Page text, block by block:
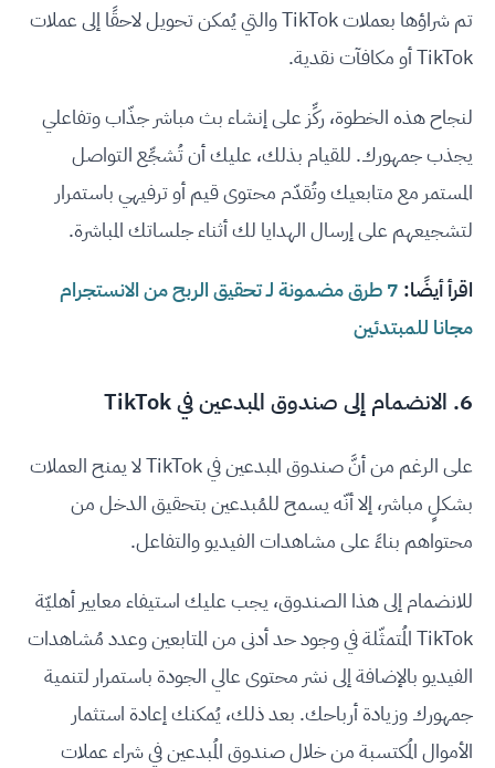
تم شراؤها بعملات TikTok والتي يُمكن تحويل لاحقًا إلى عملات
TikTok أو مكافآت نقدية.
لنجاح هذه الخطوة، ركِّز على إنشاء بث مباشر جذّاب وتفاعلي
يجذب جمهورك. للقيام بذلك، عليك أن تُشجِّع التواصل
المستمر مع متابعيك وتُقدّم محتوى قيم أو ترفيهي باستمرار
لتشجيعهم على إرسال الهدايا لك أثناء جلساتك المباشرة.
اقرأ أيضًا:
7 طرق مضمونة لـ تحقيق الربح من الانستجرام
مجانا للمبتدئين
6. الانضمام إلى صندوق المبدعين في TikTok
على الرغم من أنَّ صندوق المبدعين في TikTok لا يمنح العملات
بشكلٍ مباشر، إلا أنّه يسمح للمُبدعين بتحقيق الدخل من
محتواهم بناءً على مشاهدات الفيديو والتفاعل.
للانضمام إلى هذا الصندوق، يجب عليك استيفاء معايير أهليّة
TikTok المُتمثّلة في وجود حد أدنى من المتابعين وعدد مُشاهدات
الفيديو بالإضافة إلى نشر محتوى عالي الجودة باستمرار لتنمية
جمهورك وزيادة أرباحك. بعد ذلك، يُمكنك إعادة استثمار
الأموال المُكتسبة من خلال صندوق المُبدعين في شراء عملات